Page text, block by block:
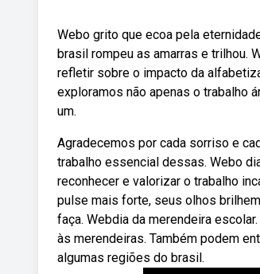
Webo grito que ecoa pela
brasil rompeu as amarras e trilhou.
refletir sobre o impacto da
exploramos não apenas o trabalho
um.
Agradecemos por cada sorriso e
trabalho essencial dessas. Webo
reconhecer e valorizar o trabalho
pulse mais forte, seus olhos
faça. Webdia da merendeira
às merendeiras. Também podem
algumas regiões do brasil.